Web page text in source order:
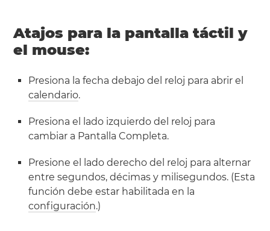
Atajos para la pantalla táctil y
el mouse:
Presiona la fecha debajo del reloj para abrir el
calendario.
Presiona el lado izquierdo del reloj para
cambiar a Pantalla Completa.
Presione el lado derecho del reloj para alternar
entre segundos, décimas y milisegundos. (Esta
función debe estar habilitada en la
configuración.)